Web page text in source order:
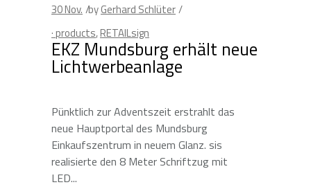
30Nov. byGerhard Schlüter
· products,RETAILsign
EKZ Mundsburg erhält neue
Lichtwerbeanlage
Pünktlich zur Adventszeit erstrahlt das
neue Hauptportal des Mundsburg
Einkaufszentrum in neuem Glanz. sis
realisierte den 8 Meter Schriftzug mit
LED